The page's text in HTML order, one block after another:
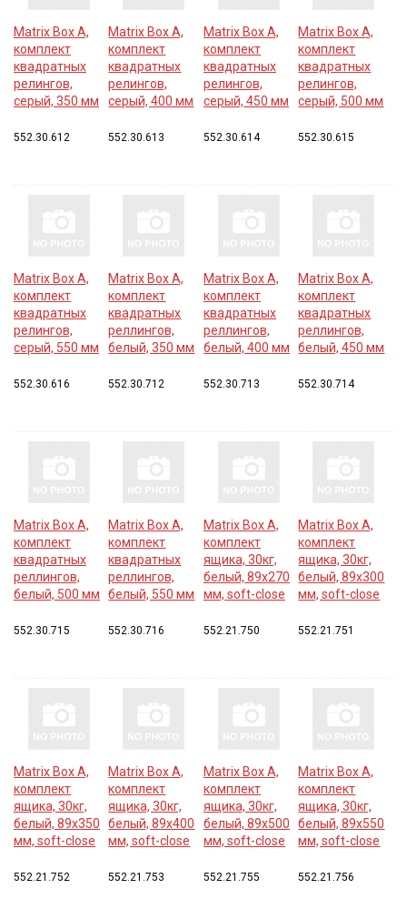
Matrix Box A,
комплект
квадратных
релингов,
серый, 350 мм
552.30.612
Matrix Box A,
комплект
квадратных
релингов,
серый, 400 мм
552.30.613
Matrix Box A,
комплект
квадратных
релингов,
серый, 450 мм
552.30.614
Matrix Box A,
комплект
квадратных
релингов,
серый, 500 мм
552.30.615
Matrix Box A,
комплект
квадратных
релингов,
серый, 550 мм
552.30.616
Matrix Box A,
комплект
квадратных
реллингов,
белый, 350 мм
552.30.712
Matrix Box A,
комплект
квадратных
реллингов,
белый, 400 мм
552.30.713
Matrix Box A,
комплект
квадратных
реллингов,
белый, 450 мм
552.30.714
Matrix Box A,
комплект
квадратных
реллингов,
белый, 500 мм
552.30.715
Matrix Box A,
комплект
квадратных
реллингов,
белый, 550 мм
552.30.716
Matrix Box A,
комплект
ящика, 30кг,
белый, 89x270
мм, soft-close
552.21.750
Matrix Box A,
комплект
ящика, 30кг,
белый, 89x300
мм, soft-close
552.21.751
Matrix Box A,
комплект
ящика, 30кг,
белый, 89x350
мм, soft-close
552.21.752
Matrix Box A,
комплект
ящика, 30кг,
белый, 89x400
мм, soft-close
552.21.753
Matrix Box A,
комплект
ящика, 30кг,
белый, 89x500
мм, soft-close
552.21.755
Matrix Box A,
комплект
ящика, 30кг,
белый, 89x550
мм, soft-close
552.21.756